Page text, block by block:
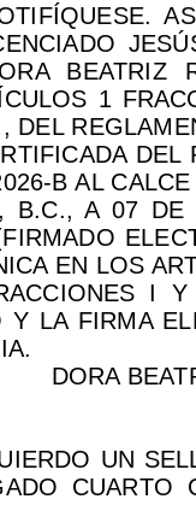
1
B AL
A 07 DE
EN LOS
I
Y LA FIRMA
DORA
UN
CUARTO